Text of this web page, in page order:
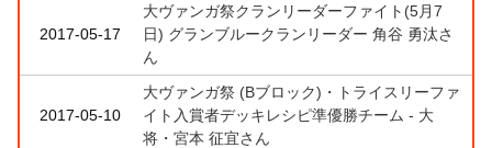
2017-05-17
大ヴァンガ祭クランリーダーファイト(5月7
日) グランブルークランリーダー 角谷 勇汰さ
ん
2017-05-10
大ヴァンガ祭 (Bブロック)・トライスリーファ
イト入賞者デッキレシピ準優勝チーム - 大
将・宮本 征宜さん